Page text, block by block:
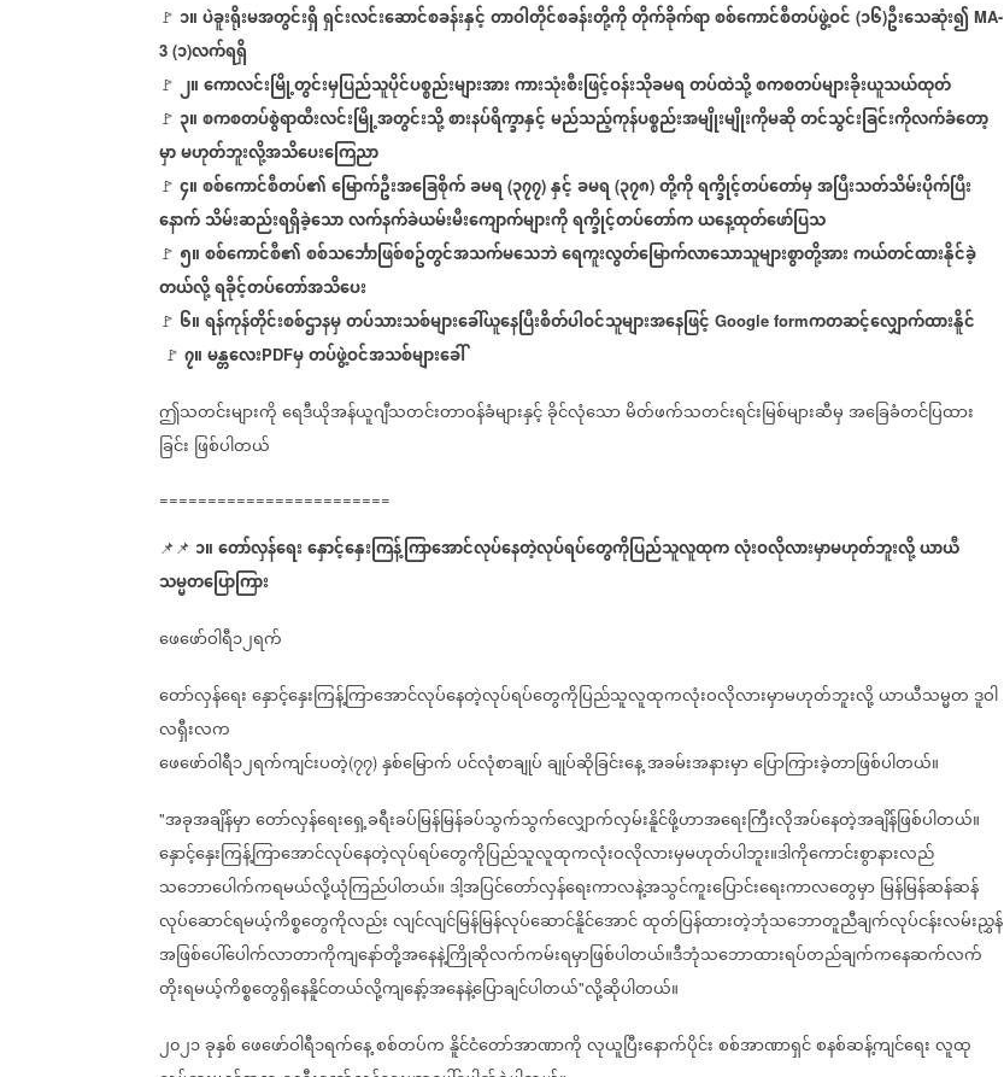
🚩 ၁။ပဲခူးရိုးမအတွင်းရှိရှင်းလင်းဆောင်စခန်းနှင့်တာဝါတိုင်စခန်းတို့ကိုတိုက်ခိုက်ရာစစ်ကောင်စီတပ်ဖွဲ့ဝင် (၁၆)ဦးသေဆုံး၍ MA-
3 (၁)လက်ရရှိ
🚩 ၂။ကောလင်းမြို့တွင်းမှပြည်သူပိုင်ပစ္စည်းများအားကားသုံးစီးဖြင့်ဝန်းသိုခမရတပ်ထဲသို့စကစတပ်များခိုးယူသယ်ထုတ်
🚩 ၃။စကစတပ်စွဲရာထီးလင်းမြို့အတွင်းသို့စားနပ်ရိက္ခာနှင့်မည်သည့်ကုန်ပစ္စည်းအမျိုးမျိုးကိုမဆိုတင်သွင်းခြင်းကိုလက်ခံတော့
မှာမဟုတ်ဘူးလို့အသိပေးကြေညာ
🚩 ၄။စစ်ကောင်စီတပ်၏မြောက်ဦးအခြေစိုက်ခမရ (၃၇၇) နှင့်ခမရ (၃၇၈) တို့ကိုရက္ခိုင့်တပ်တော်မှအပြီးသတ်သိမ်းပိုက်ပြီး
နောက်သိမ်းဆည်းရရှိခဲ့သောလက်နက်ခဲယမ်းမီးကျောက်များကိုရက္ခိုင့်တပ်တော်ကယနေ့ထုတ်ဖော်ပြသ
🚩 ၅။စစ်ကောင်စီ၏စစ်သင်္ဘောဖြစ်စဥ်တွင်အသက်မသေဘဲရေကူးလွတ်မြောက်လာသောသူများစွာတို့အားကယ်တင်ထားနိုင်ခဲ့
တယ်လို့ရခိုင့်တပ်တော်အသိပေး
🚩 ၆။ရန်ကုန်တိုင်းစစ်ဌာနမှတပ်သားသစ်များခေါ်ယူနေပြီးစိတ်ပါဝင်သူများအနေဖြင့် Google formကတဆင့်လျှောက်ထားနိူင်
🚩 ၇။မန္တလေးPDFမှတပ်ဖွဲ့ဝင်အသစ်များခေါ်
ဤသတင်းများကိုရေဒီယိုအန်ယူဂျီသတင်းတာဝန်ခံများနှင့်ခိုင်လုံသောမိတ်ဖက်သတင်းရင်းမြစ်များဆီမှအခြေခံတင်ပြထား
ခြင်း ဖြစ်ပါတယ်
========================
📌📌 ၁။တော်လှန်ရေးနှောင့်နှေးကြန့်ကြာအောင်လုပ်နေတဲ့လုပ်ရပ်တွေကိုပြည်သူလူထုကလုံးဝလိုလားမှာမဟုတ်ဘူးလို့ယာယီ
သမ္မတပြောကြား
ဖေဖော်ဝါရီ၁၂ရက်
တော်လှန်ရေးနှောင့်နှေးကြန့်ကြာအောင်လုပ်နေတဲ့လုပ်ရပ်တွေကိုပြည်သူလူထုကလုံးဝလိုလားမှာမဟုတ်ဘူးလို့ယာယီသမ္မတဒူဝါ
လရှီးလက
ဖေဖော်ဝါရီ၁၂ရက်ကျင်းပတဲ့(၇၇) နှစ်မြောက်ပင်လုံစာချုပ်ချုပ်ဆိုခြင်းနေ့အခမ်းအနားမှာပြောကြားခဲ့တာဖြစ်ပါတယ်။
"အခုအချိန်မှာတော်လှန်ရေးရှေ့ခရီးခပ်မြန်မြန်ခပ်သွက်သွက်လျှောက်လှမ်းနိူင်ဖို့ဟာအရေးကြီးလိုအပ်နေတဲ့အချိန်ဖြစ်ပါတယ်။
နှောင့်နှေးကြန့်ကြာအောင်လုပ်နေတဲ့လုပ်ရပ်တွေကိုပြည်သူလူထုကလုံးဝလိုလားမှမဟုတ်ပါဘူး။ဒါကိုကောင်းစွာနားလည်
သဘောပေါက်ကရမယ်လို့ယုံကြည်ပါတယ်။ဒါ့အပြင်တော်လှန်ရေးကာလနဲ့အသွင်ကူးပြောင်းရေးကာလတွေမှာမြန်မြန်ဆန်ဆန်
လုပ်ဆောင်ရမယ့်ကိစ္စတွေကိုလည်းလျင်လျင်မြန်မြန်လုပ်ဆောင်နိူင်အောင်ထုတ်ပြန်ထားတဲ့ဘုံသဘောတူညီချက်လုပ်ငန်းလမ်းညွှန်
အဖြစ်ပေါ်ပေါက်လာတာကိုကျနော်တို့အနေနဲ့ကြိုဆိုလက်ကမ်းရမှာဖြစ်ပါတယ်။ဒီဘုံသဘောထားရပ်တည်ချက်ကနေဆက်လက်
တိုးရမယ့်ကိစ္စတွေရှိနေနိူင်တယ်လို့ကျနော့်အနေနဲ့ပြောချင်ပါတယ်"လို့ဆိုပါတယ်။
၂၀၂၁ခုနှစ်ဖေဖော်ဝါရီ၁ရက်နေ့စစ်တပ်ကနိူင်ငံတော်အာဏာကိုလုယူပြီးနောက်ပိုင်းစစ်အာဏာရှင်စနစ်ဆန့်ကျင်ရေးလူထု